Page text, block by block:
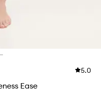
5.0
Ease